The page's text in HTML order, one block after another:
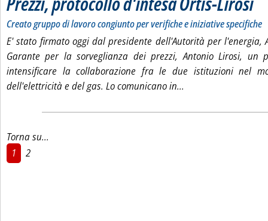
Creato gruppo di lavoro congiunto per verifiche e iniziative specifiche
E' stato firmato oggi dal presidente dell'Autorità per l'energia,
Garante per la sorveglianza dei prezzi, Antonio Lirosi, un
intensificare la collaborazione fra le due istituzioni nel
dell'elettricità e del gas. Lo comunicano in...
Torna su...
1
2